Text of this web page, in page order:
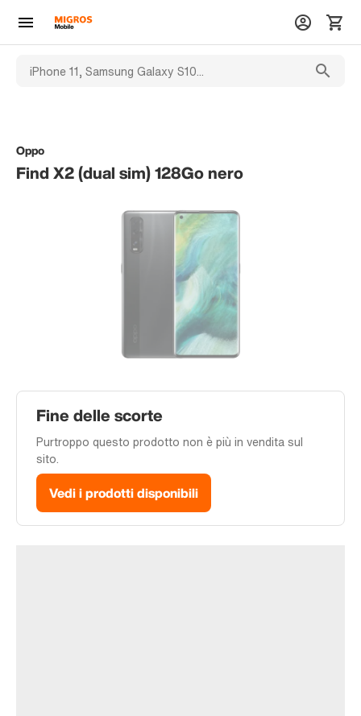
Oppo
Find X2 (dual sim) 128Go nero
Fine delle scorte
Purtroppo questo prodotto non è più in vendita sul
sito.
Vedi i prodotti disponibili